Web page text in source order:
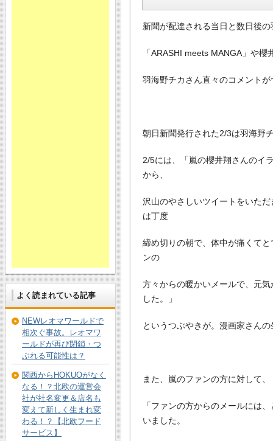
新聞が配達される当日と数日後
「ARASHI meets MANGA」や
羽海野チカさん直々のコメント
朝日新聞発行された2/3は羽海野
2/5には、「嵐の櫻井翔さんのイ
から、
沢山のやさしいツイートをいた
は丁度
締め切りの朝で、体中が痛くて
ンの
方々からの暖かいメールで、元
した。」
というつぶやきが。漫画家さん
また、嵐のファンの方に対して、
「ファンの方からのメールには
いました。
よく読まれている記事
NEWレオマワールドで
相次ぐ事故。レオマワ
ールドが再び閉鎖・つ
ぶれる可能性は？
関西からHOKUOがなく
なる！？北欧の運営会
社が社名変更＆店名も
変えて新しく生まれ変
わる！？【北欧フード
サービス】